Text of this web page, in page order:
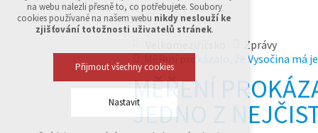
Zprávy
Měření prokázalo, že Vysočina má
MĚŘENÍ
JEDNO Z
na webu nalezli přesně to, co potřebujete. Soubory
cookies používané na našem webu nikdy neslouží ke
zjišťování totožnosti uživatelů stránek.
Přijmout všechny cookies
Nastavit